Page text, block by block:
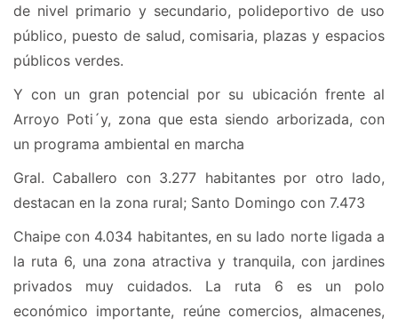
de nivel primario y secundario, polideportivo de uso
público, puesto de salud, comisaria, plazas y espacios
públicos verdes.
Y con un gran potencial por su ubicación frente al
Arroyo Poti´y, zona que esta siendo arborizada, con
un programa ambiental en marcha
Gral. Caballero con 3.277 habitantes por otro lado,
destacan en la zona rural; Santo Domingo con 7.473
Chaipe con 4.034 habitantes, en su lado norte ligada a
la ruta 6, una zona atractiva y tranquila, con jardines
privados muy cuidados. La ruta 6 es un polo
económico importante, reúne comercios, almacenes,